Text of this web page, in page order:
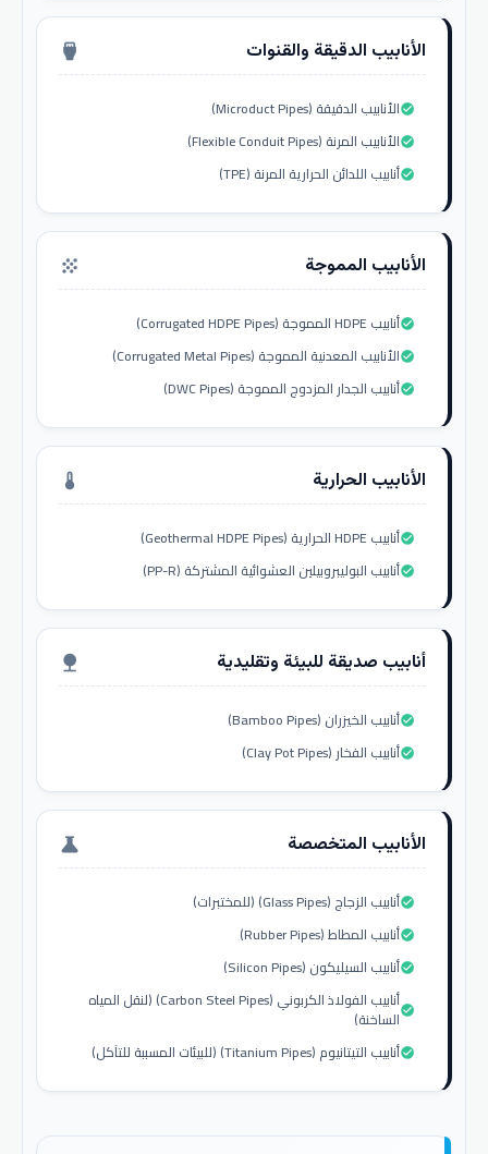
الأنابيب الدقيقة والقنوات settings_input_hdmi
الأنابيب الدقيقة (Microduct Pipes)check_circle
الأنابيب المرنة (Flexible Conduit Pipes)check_circle
أنابيب اللدائن الحرارية المرنة (TPE)check_circle
الأنابيب المموجة grain
أنابيب HDPE المموجة (Corrugated HDPE Pipes)check_circle
الأنابيب المعدنية المموجة (Corrugated Metal Pipes)check_circle
أنابيب الجدار المزدوج المموجة (DWC Pipes)check_circle
الأنابيب الحرارية thermostat
أنابيب HDPE الحرارية (Geothermal HDPE Pipes)check_circle
أنابيب البوليبروبيلين العشوائية المشتركة (PP-R)check_circle
أنابيب صديقة للبيئة وتقليدية nature
أنابيب الخيزران (Bamboo Pipes)check_circle
أنابيب الفخار (Clay Pot Pipes)check_circle
الأنابيب المتخصصة science
أنابيب الزجاج (Glass Pipes) (للمختبرات)check_circle
أنابيب المطاط (Rubber Pipes)check_circle
أنابيب السيليكون (Silicon Pipes)check_circle
أنابيب الفولاذ الكربوني (Carbon Steel Pipes) (لنقل المياه
الساخنة)check_circle
أنابيب التيتانيوم (Titanium Pipes) (للبيئات المسببة للتآكل)check_circle